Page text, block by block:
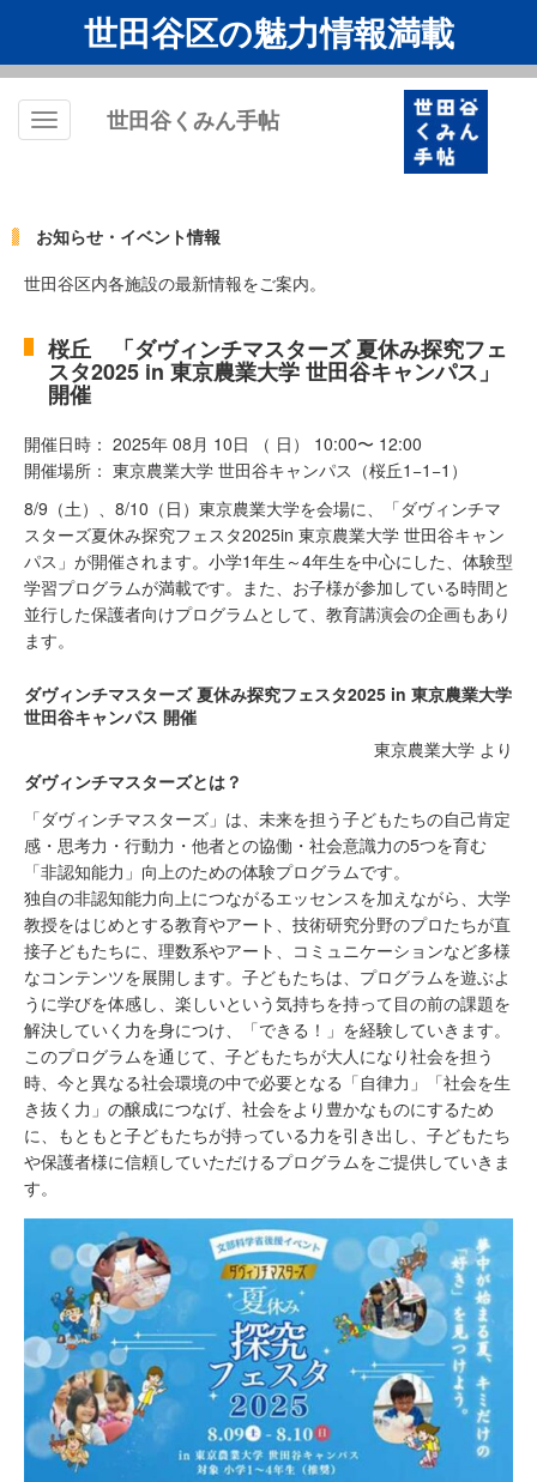
世田谷区の魅力情報満載
Toggle
世田谷くみん手帖
お知らせ・イベント情報
世田谷区内各施設の最新情報をご案内。
桜丘 「ダヴィンチマスターズ 夏休み探究フェ
スタ2025 in 東京農業大学 世田谷キャンパス」
開催
開催日時： 2025年 08月 10日 （ 日） 10:00〜 12:00
開催場所： 東京農業大学 世田谷キャンパス（桜丘1−1−1）
8/9（土）、8/10（日）東京農業大学を会場に、「ダヴィンチマ
スターズ夏休み探究フェスタ2025in 東京農業大学 世田谷キャン
パス」が開催されます。小学1年生～4年生を中心にした、体験型
学習プログラムが満載です。また、お子様が参加している時間と
並行した保護者向けプログラムとして、教育講演会の企画もあり
ます。
ダヴィンチマスターズ 夏休み探究フェスタ2025 in 東京農業大学
世田谷キャンパス 開催
東京農業大学 より
ダヴィンチマスターズとは？
「ダヴィンチマスターズ」は、未来を担う子どもたちの自己肯定
感・思考力・行動力・他者との協働・社会意識力の5つを育む
「非認知能力」向上のための体験プログラムです。
独自の非認知能力向上につながるエッセンスを加えながら、大学
教授をはじめとする教育やアート、技術研究分野のプロたちが直
接子どもたちに、理数系やアート、コミュニケーションなど多様
なコンテンツを展開します。子どもたちは、プログラムを遊ぶよ
うに学びを体感し、楽しいという気持ちを持って目の前の課題を
解決していく力を身につけ、「できる！」を経験していきます。
このプログラムを通じて、子どもたちが大人になり社会を担う
時、今と異なる社会環境の中で必要となる「自律力」「社会を生
き抜く力」の醸成につなげ、社会をより豊かなものにするため
に、もともと子どもたちが持っている力を引き出し、子どもたち
や保護者様に信頼していただけるプログラムをご提供していきま
す。